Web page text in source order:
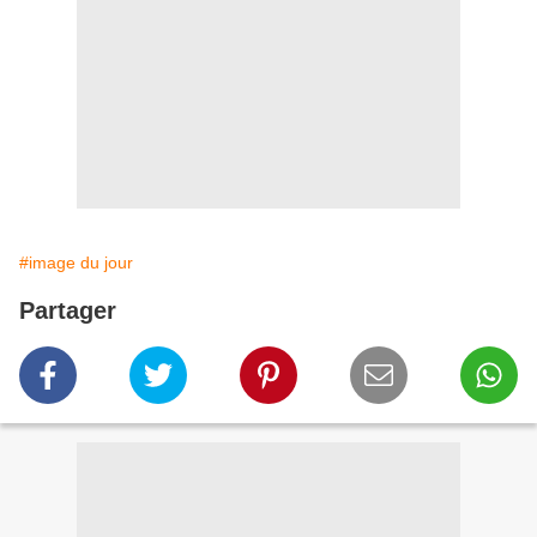
#image du jour
Partager